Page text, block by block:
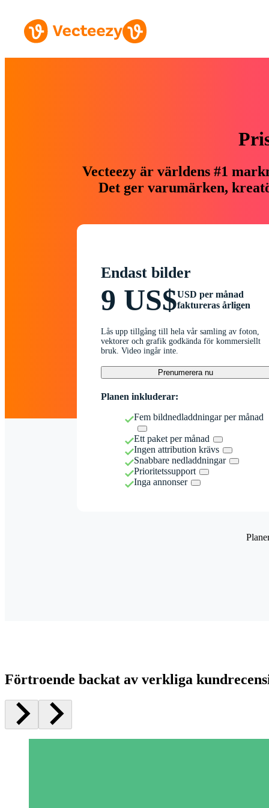
Vecteezy är världens #1
Det ger varumärken,
Endast bilder
9 US$USD per månad
faktureras årligen
Lås upp tillgång till hela vår samling av foton,
vektorer och grafik godkända för kommersiellt
bruk. Video ingår inte.
Prenumerera nu
Planen inkluderar:
Fem bildnedladdningar per månad
Ett paket per månad
Ingen attribution krävs
Snabbare nedladdningar
Prioritetssupport
Inga annonser
Förtroende backat av verkliga